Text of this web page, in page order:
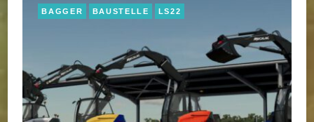
BAGGER BAUSTELLE LS22